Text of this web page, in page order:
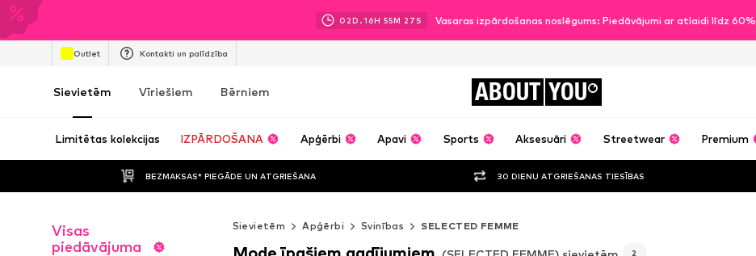
02D.16H 55M 26 S Vasaras izpārdošanas noslēgums: Piedāvājumi ar atlaidi līdz 60%
Outlet Kontakti un palīdzība
Sievietēm Vīriešiem Bērniem ABOUT YOU
Limitētas kolekcijas IZPĀRDOŠANA Apģērbi Apavi Sports Aksesuāri Streetwear Premium
BEZMAKSAS* PIEGĀDE UN ATGRIEŠANA 30 DIENU ATGRIEŠANAS TIESĪBAS
Visas
piedāvājuma
Sievietēm Apģērbi Svinības SELECTED FEMME
2